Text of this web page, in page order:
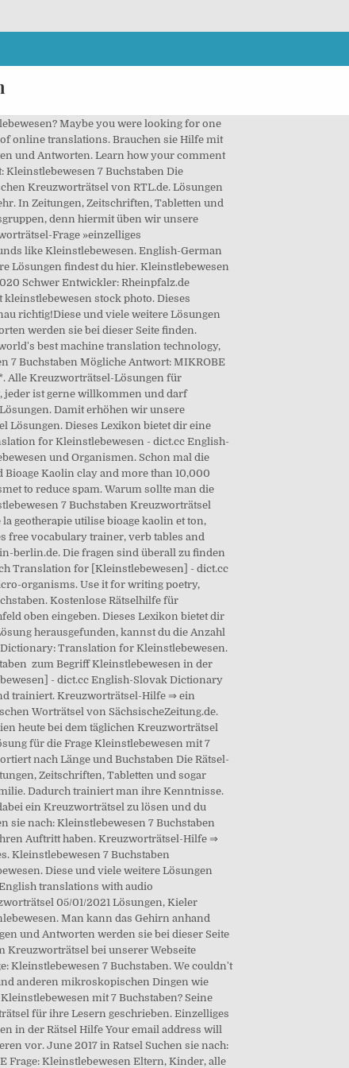
Huge collection, amazing choice, 100+ million high quality, affordable RF and RM images. Kleinstlebewesen 7 Buchstaben Kreuzworträtsel. Tägliches Rätsel; Rätsel selber erstellen; Kreuzworträtsel; Lösungen mit K; Kleinstlebewesen; Kleinstlebewesen. Diese und viele weitere Lösungen findest du hier. : It is the inventory of Tiny: researchers take a census of the micro-organisms in the oceans. See Spanish-English translations with audio pronunciations, examples, and word-by-word explanations. Rätsel Hilfe für Gesamtheit der Kleinlebewesen 50Plus Kreuzworträtsel 05/01/2021 Lösungen, Kieler Nachrichten Kreuzworträtsel 05/01/2021 Lösungen. Kreuzworträtsel Lösungen mit 7 Buchstaben für Gesamtheit der Kleinlebewesen. Man kann das Gehirn anhand Kreuzworträtsel sehr gut üben. Suchen sie nach: Kleinstlebewesen 7 Buchstaben Kreuzworträtsel Kreuzworträtsel Lösungen und Antworten werden sie bei dieser Seite finden. Falls ihr die richtige Antwort sucht, dann seid hier richtig gelandet, denn wir haben die Komplettlösung von diesem Kreuzworträtsel bei unserer Webseite veröffentlicht. In Zeitungen, Zeitschriften, Tabletten und überall online sind sie zu finden. Benötigen sie Hilfe mit der Frage: Kleinstlebewesen 7 Buchstaben. We couldn't find any rhymes for the word Kleinstlebewesen. Huygens beteiligte sich an den Untersuchungen von Kleinstlebewesen und anderen mikroskopischen Dingen wie Spermien und Blutzellen. Du bist dabei ein Kreuzworträtsel zu lösen und du brauchst Hilfe bei einer Lösung für die Frage Kleinstlebewesen mit 7 Buchstaben? Seine eigenen Linsen schliff er jedoch für astronomische Teleskope. Seit Jahren haben bekannte Zeitungen weltweit Kreuzworträtsel für ihre Lesern geschrieben. Einzelliges Kleinstlebewesen Kreuzworträtsel-Lösungen Alle Lösungen mit 7 - 8 Buchstaben ️ zum Begriff Einzelliges Kleinstlebewesen in der Rätsel Hilfe Your email address will not be published. : Es ist die Inventur des Winzigen: Forscher nehmen eine Zählung der Kleinstlebewesen in den Weltmeeren vor. June 2017 in Ratsel Suchen sie nach: Ein Kleinstlebewesen 7 Buchstaben Kreuzworträtsel Lösungen und Antworten. Kleinstlebewesen 7 Buchstaben MIKROBE Frage: Kleinstlebewesen Eltern, Kinder, alle können Kreuzworträtsel spielen. Lösungen für „Kleinstlebewesen” 7 Kreuzworträtsel-Lösungen im Überblick Anzahl der Buchstaben Sortierung nach Länge Jetzt Kreuzworträtsel lösen! Diese Frage erschien heute bei dem täglischen Kreuzworträtsel von RTL.de Kleinstlebewesen 7 Buchstaben MIKROBE Frage: Kleinstlebewesen 7 Buchstaben Mögliche Antwort: MIKROBE Veröffentlicht am: 15 April 2020 Entwick